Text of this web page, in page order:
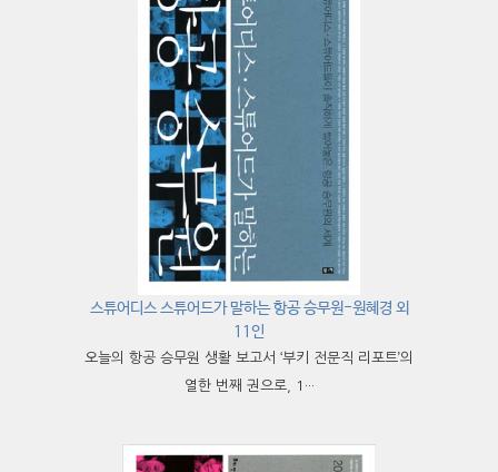
스튜어디스 스튜어드가 말하는 항공 승무원-원혜경 외
11인
오늘의 항공 승무원 생활 보고서 ‘부키 전문직 리포트’의
열한 번째 권으로, 1···